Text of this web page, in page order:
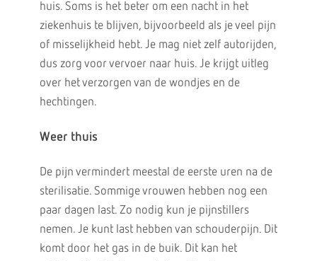
huis. Soms is het beter om een nacht in het
ziekenhuis te blijven, bijvoorbeeld als je veel pijn
of misselijkheid hebt. Je mag niet zelf autorijden,
dus zorg voor vervoer naar huis. Je krijgt uitleg
over het verzorgen van de wondjes en de
hechtingen.
Weer thuis
De pijn vermindert meestal de eerste uren na de
sterilisatie. Sommige vrouwen hebben nog een
paar dagen last. Zo nodig kun je pijnstillers
nemen. Je kunt last hebben van schouderpijn. Dit
komt door het gas in de buik. Dit kan het